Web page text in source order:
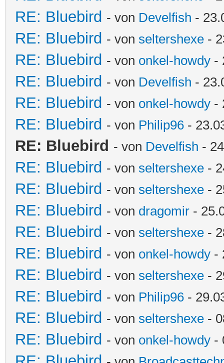
RE: Bluebird - von Develfish -
RE: Bluebird - von seltershexe -
RE: Bluebird - von onkel-howdy -
RE: Bluebird - von Develfish -
RE: Bluebird - von onkel-howdy -
RE: Bluebird - von Philip96 -
RE: Bluebird - von Develfish -
RE: Bluebird - von seltershexe -
RE: Bluebird - von seltershexe -
RE: Bluebird - von dragomir -
RE: Bluebird - von seltershexe -
RE: Bluebird - von onkel-howdy -
RE: Bluebird - von seltershexe -
RE: Bluebird - von Philip96 -
RE: Bluebird - von seltershexe -
RE: Bluebird - von onkel-howdy -